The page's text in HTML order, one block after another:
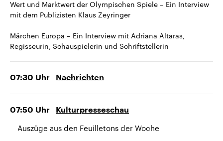
Wert und Marktwert der Olympischen Spiele – Ein Interview
mit dem Publizisten Klaus Zeyringer
Märchen Europa – Ein Interview mit Adriana Altaras,
Regisseurin, Schauspielerin und Schriftstellerin
07:30 Uhr Nachrichten
07:50 Uhr Kulturpresseschau
Auszüge aus den Feuilletons der Woche